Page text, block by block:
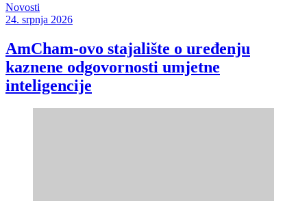
Novosti
24. srpnja 2026
AmCham-ovo stajalište o uređenju
kaznene odgovornosti umjetne
inteligencije